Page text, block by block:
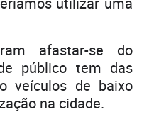
afastar-se do
público tem das
veículos de baixo
na cidade.